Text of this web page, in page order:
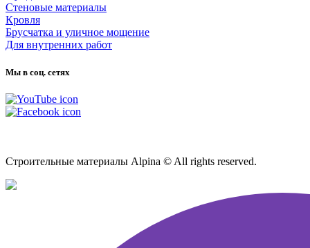
Стеновые материалы
Кровля
Брусчатка и уличное мощение
Для внутренних работ
Мы в соц. сетях
Строительные материалы Alpina © All rights reserved.